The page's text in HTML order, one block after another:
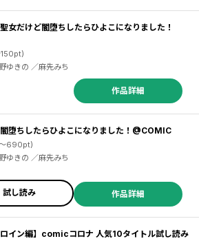
聖女だけど闇堕ちしたらひよこになりました！
白樫楓 ／雪野ゆきの ／麻先みち
作品詳細
堕ちしたらひよこになりました！@COMIC
690pt)
白樫楓 ／雪野ゆきの ／麻先みち
試し読み 作品詳細
イン編】comicコロナ 人気10タイトル試し読み